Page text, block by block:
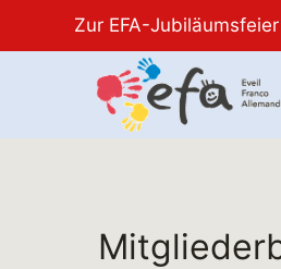
Zur EFA-Jubiläumsfeier